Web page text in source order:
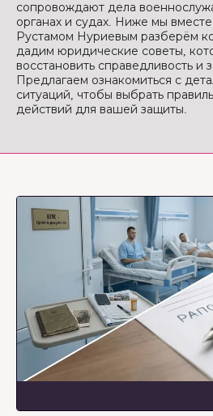
сопровождают дела
органах и судах. Ниже мы
Рустамом Нуриевым разберём
дадим юридические советы,
восстановить справедливость и
Предлагаем ознакомиться с
ситуаций, чтобы выбрать
действий для вашей защиты.